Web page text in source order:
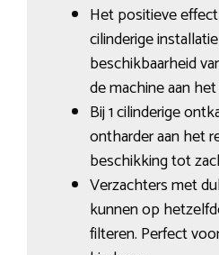
Het positieve
cilinderige
beschikbaarheid
de machine aan
Bij 1 cilinderige
ontharder aan het
beschikking tot
Verzachters met
kunnen op
filteren. Perfect